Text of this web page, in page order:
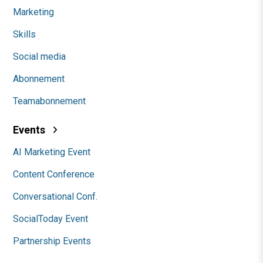
Marketing
Skills
Social media
Abonnement
Teamabonnement
Events
AI Marketing Event
Content Conference
Conversational Conf.
SocialToday Event
Partnership Events